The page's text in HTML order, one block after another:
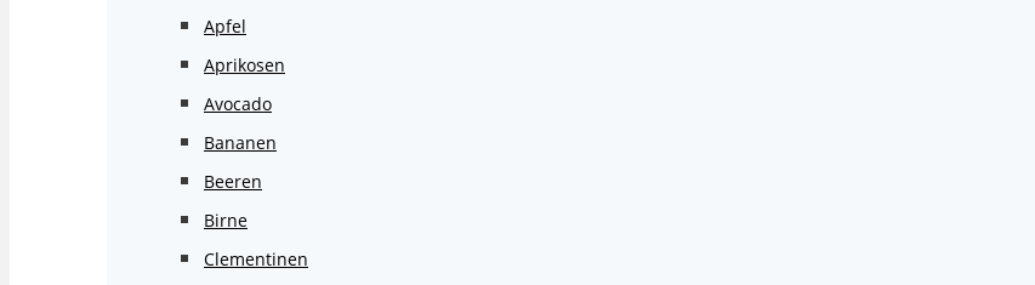
Apfel
Aprikosen
Avocado
Bananen
Beeren
Birne
Clementinen